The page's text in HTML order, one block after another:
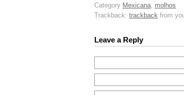
Category Mexicana, molhos
Trackback: trackback from
Leave a Reply